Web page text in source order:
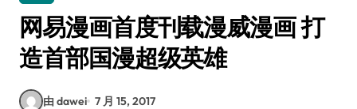
网易漫画首度刊载漫威漫画 打
造首部国漫超级英雄
由 dawei 7 月 15, 2017